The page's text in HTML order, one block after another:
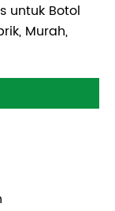
untuk Botol
Murah,